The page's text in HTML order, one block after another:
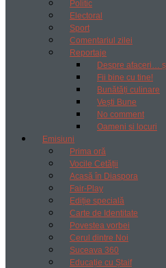
Politic
Electoral
Sport
Comentariul zilei
Reportaje
Despre afaceri…
Fii bine cu tine!
Bunătăți culinare
Vești Bune
No comment
Oameni si locuri
Emisiuni
Prima oră
Vocile Cetății
Acasă în Diaspora
Fair-Play
Ediție specială
Carte de Identitate
Povestea vorbei
Cerul dintre Noi
Suceava 360
Educație cu Ștaif